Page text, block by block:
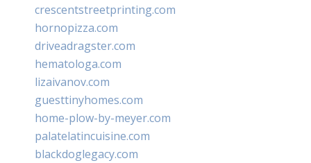
crescentstreetprinting.com
hornopizza.com
driveadragster.com
hematologa.com
lizaivanov.com
guesttinyhomes.com
home-plow-by-meyer.com
palatelatincuisine.com
blackdoglegacy.com